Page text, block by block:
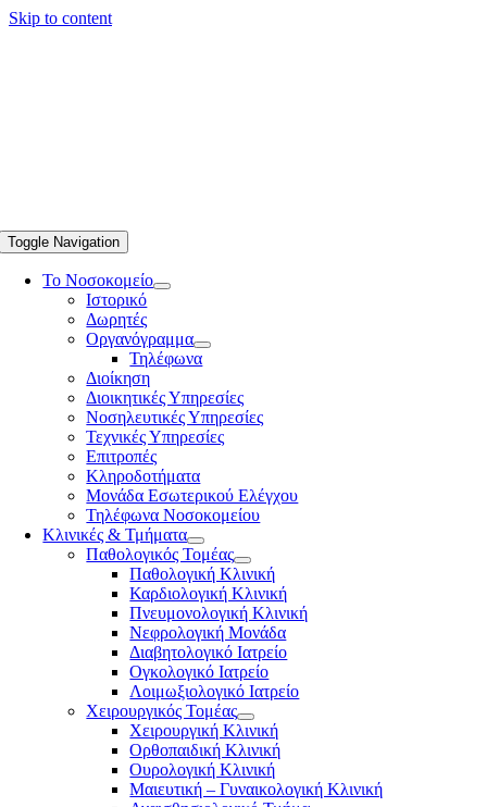
Skip to content
Toggle Navigation
Το Νοσοκομείο
Ιστορικό
Δωρητές
Οργανόγραμμα
Τηλέφωνα
Διοίκηση
Διοικητικές Υπηρεσίες
Νοσηλευτικές Υπηρεσίες
Τεχνικές Υπηρεσίες
Επιτροπές
Κληροδοτήματα
Μονάδα Εσωτερικού Ελέγχου
Τηλέφωνα Νοσοκομείου
Κλινικές & Τμήματα
Παθολογικός Τομέας
Παθολογική Κλινική
Καρδιολογική Κλινική
Πνευμονολογική Κλινική
Νεφρολογική Μονάδα
Διαβητολογικό Ιατρείο
Ογκολογικό Ιατρείο
Λοιμωξιολογικό Ιατρείο
Χειρουργικός Τομέας
Χειρουργική Κλινική
Ορθοπαιδική Κλινική
Ουρολογική Κλινική
Μαιευτική – Γυναικολογική Κλινική